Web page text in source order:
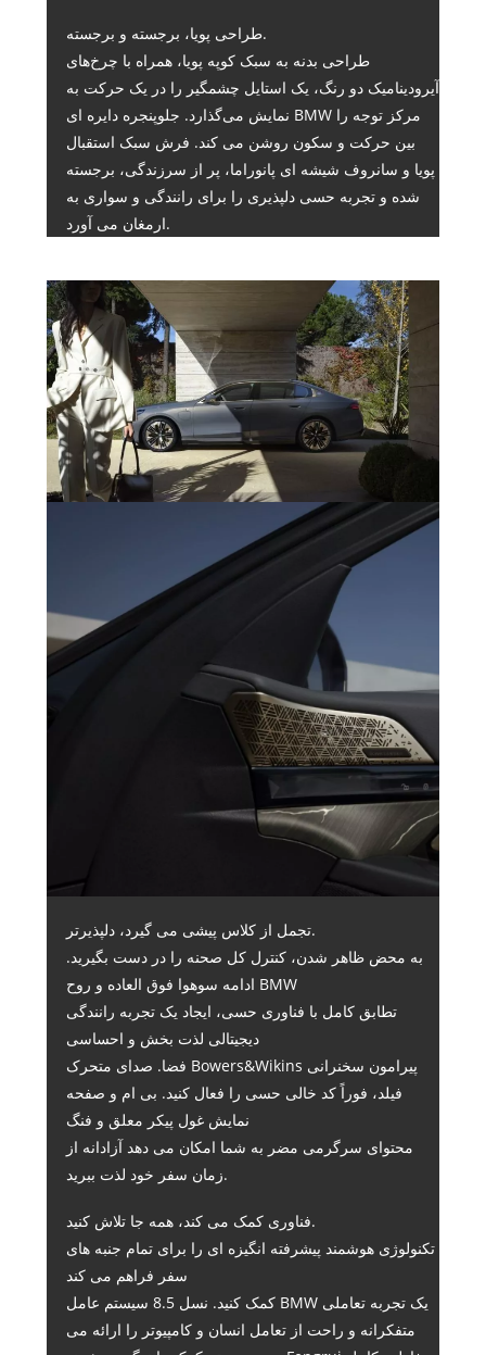
طراحی پویا، برجسته و برجسته.
طراحی بدنه به سبک کوپه پویا، همراه با چرخ‌های
آیرودینامیک دو رنگ، یک استایل چشمگیر را در یک حرکت به
نمایش می‌گذارد. جلوپنجره دایره ای BMW مرکز توجه را
بین حرکت و سکون روشن می کند. فرش سبک استقبال
پویا و سانروف شیشه ای پانوراما، پر از سرزندگی، برجسته
شده و تجربه حسی دلپذیری را برای رانندگی و سواری به
ارمغان می آورد.
تجمل از کلاس پیشی می گیرد، دلپذیرتر.
به محض ظاهر شدن، کنترل کل صحنه را در دست بگیرید.
ادامه سوهوا فوق العاده و روح BMW
تطابق کامل با فناوری حسی، ایجاد یک تجربه رانندگی
دیجیتالی لذت بخش و احساسی
فضا. صدای متحرک Bowers&Wikins پیرامون سخنرانی
فیلد، فوراً کد خالی حسی را فعال کنید. بی ام و صفحه
نمایش غول پیکر معلق و فنگ
محتوای سرگرمی مضر به شما امکان می دهد آزادانه از
زمان سفر خود لذت ببرید.
فناوری کمک می کند، همه جا تلاش کنید.
تکنولوژی هوشمند پیشرفته انگیزه ای را برای تمام جنبه های
سفر فراهم می کند
کمک کنید. نسل 8.5 سیستم عامل BMW یک تجربه تعاملی
متفکرانه و راحت از تعامل انسان و کامپیوتر را ارائه می